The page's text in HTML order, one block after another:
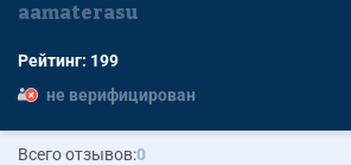
aamaterasu
Рейтинг: 199
не верифицирован
Всего отзывов:0